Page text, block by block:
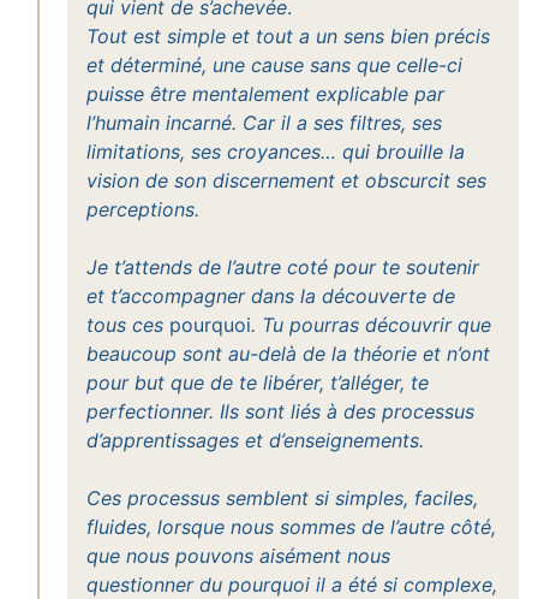
qui vient de s’achevée.
Tout est simple et tout a un sens bien précis
et déterminé, une cause sans que celle-ci
puisse être mentalement explicable par
l’humain incarné. Car il a ses filtres, ses
limitations, ses croyances… qui brouille la
vision de son discernement et obscurcit ses
perceptions.
Je t’attends de l’autre coté pour te soutenir
et t’accompagner dans la découverte de
tous ces pourquoi. Tu pourras découvrir que
beaucoup sont au-delà de la théorie et n’ont
pour but que de te libérer, t’alléger, te
perfectionner. Ils sont liés à des processus
d’apprentissages et d’enseignements.
Ces processus semblent si simples, faciles,
fluides, lorsque nous sommes de l’autre côté,
que nous pouvons aisément nous
questionner du pourquoi il a été si complexe,